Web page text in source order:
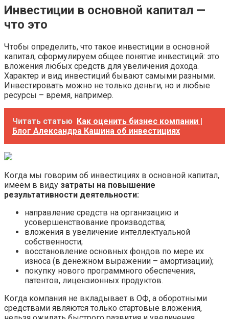
Инвестиции в основной капитал —
что это
Чтобы определить, что такое инвестиции в основной
капитал, сформулируем общее понятие инвестиций: это
вложения любых средств для увеличения дохода.
Характер и вид инвестиций бывают самыми разными.
Инвестировать можно не только деньги, но и любые
ресурсы – время, например.
Читать статью Как оценить бизнес компании |
Блог Александра Кашина об инвестициях
Когда мы говорим об инвестициях в основной капитал,
имеем в виду затраты на повышение
результативности деятельности:
направление средств на организацию и
усовершенствование производства;
вложения в увеличение интеллектуальной
собственности;
восстановление основных фондов по мере их
износа (в денежном выражении – амортизации);
покупку нового программного обеспечения,
патентов, лицензионных продуктов.
Когда компания не вкладывает в ОФ, а оборотными
средствами являются только стартовые вложения,